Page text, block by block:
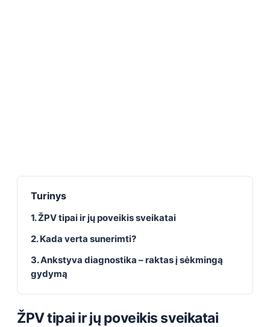
Turinys
1. ŽPV tipai ir jų poveikis sveikatai
2. Kada verta sunerimti?
3. Ankstyva diagnostika – raktas į sėkmingą
gydymą
ŽPV tipai ir jų poveikis sveikatai